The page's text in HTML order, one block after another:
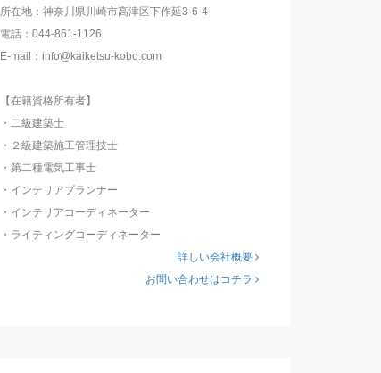
所在地：神奈川県川崎市高津区下作延3-6-4
電話：044-861-1126
E-mail：info@kaiketsu-kobo.com
【在籍資格所有者】
・二級建築士
・２級建築施工管理技士
・第二種電気工事士
・インテリアプランナー
・インテリアコーディネーター
・ライティングコーディネーター
詳しい会社概要
お問い合わせはコチラ